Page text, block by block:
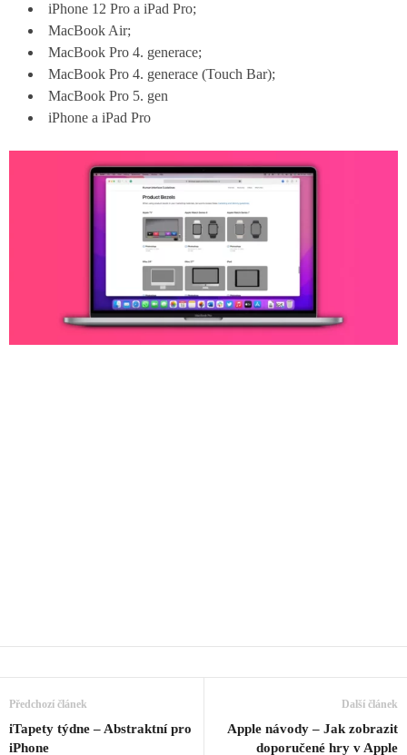
iPhone 12 Pro a iPad Pro;
MacBook Air;
MacBook Pro 4. generace;
MacBook Pro 4. generace (Touch Bar);
MacBook Pro 5. gen
iPhone a iPad Pro
Předchozí článek
iTapety týdne – Abstraktní pro
iPhone
Další článek
Apple návody – Jak zobrazit
doporučené hry v Apple